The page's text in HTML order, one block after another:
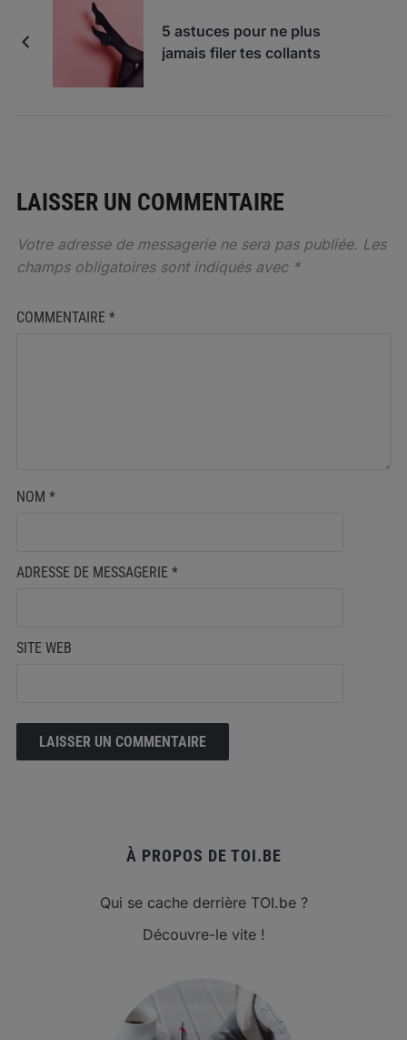
5 astuces pour ne plus
jamais filer tes collants
LAISSER UN COMMENTAIRE
Votre adresse de messagerie ne sera pas publiée. Les
champs obligatoires sont indiqués avec *
COMMENTAIRE *
NOM *
ADRESSE DE MESSAGERIE *
SITE WEB
À PROPOS DE TOI.BE
Qui se cache derrière TOI.be ?
Découvre-le vite !